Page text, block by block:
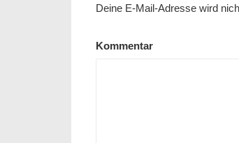
Deine E-Mail-Adresse wird
Kommentar